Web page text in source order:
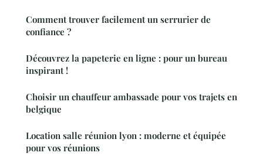
Comment trouver facilement un serrurier de
confiance ?
Découvrez la papeterie en ligne : pour un bureau
inspirant !
Choisir un chauffeur ambassade pour vos trajets en
belgique
Location salle réunion lyon : moderne et équipée
pour vos réunions